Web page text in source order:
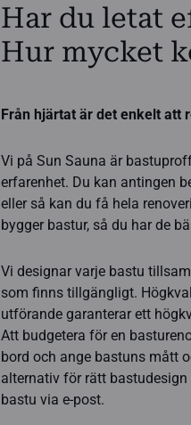
Har du letat
Hur mycket
Från hjärtat är det enkelt att
Vi på Sun Sauna är
erfarenhet. Du kan antingen
eller så kan du få hela
bygger bastur, så du har de
Vi designar varje bastu
som finns tillgängligt.
utförande garanterar ett
Att budgetera för en
bord och ange bastuns mått
alternativ för rätt
bastu via e-post.